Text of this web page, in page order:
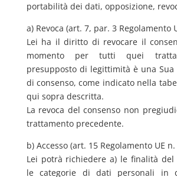
portabilità dei dati, opposizione,
a) Revoca (art. 7, par. 3 Regolamento
Lei ha il diritto di revocare il
momento per tutti quei
presupposto di legittimità è una Sua
di consenso, come indicato nella
qui sopra descritta.
La revoca del consenso non
trattamento precedente.
b) Accesso (art. 15 Regolamento UE
Lei potrà richiedere a) le finalità
le categorie di dati personali in